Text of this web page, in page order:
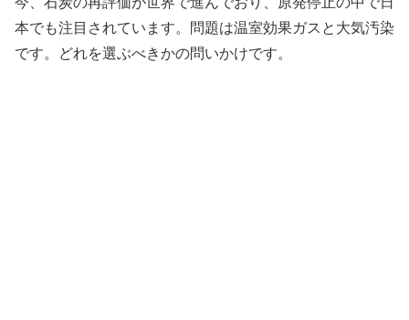
本でも注目されています。問題は温室効果ガスと大気汚染
です。どれを選ぶべきかの問いかけです。